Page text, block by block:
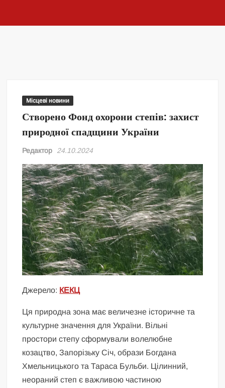
Місцеві новини
Створено Фонд охорони степів: захист
природної спадщини України
Редактор 24.10.2024
Джерело: КЕКЦ
Ця природна зона має величезне історичне та
культурне значення для України. Вільні
простори степу сформували волелюбне
козацтво, Запорізьку Січ, образи Богдана
Хмельницького та Тараса Бульби. Цілинний,
неораний степ є важливою частиною